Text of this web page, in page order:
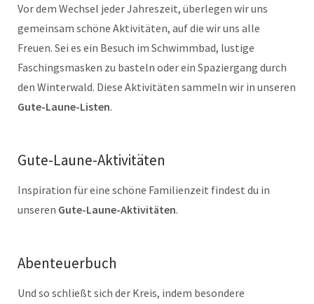
Vor dem Wechsel jeder Jahreszeit, überlegen wir uns
gemeinsam schöne Aktivitäten, auf die wir uns alle
Freuen. Sei es ein Besuch im Schwimmbad, lustige
Faschingsmasken zu basteln oder ein Spaziergang durch
den Winterwald. Diese Aktivitäten sammeln wir in unseren
Gute-Laune-Listen.
Gute-Laune-Aktivitäten
Inspiration für eine schöne Familienzeit findest du in
unseren Gute-Laune-Aktivitäten.
Abenteuerbuch
Und so schließt sich der Kreis, indem besondere